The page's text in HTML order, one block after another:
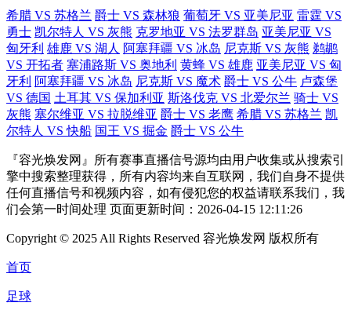
希腊 VS 苏格兰 爵士 VS 森林狼 葡萄牙 VS 亚美尼亚 雷霆 VS
勇士 凯尔特人 VS 灰熊 克罗地亚 VS 法罗群岛 亚美尼亚 VS
匈牙利 雄鹿 VS 湖人 阿塞拜疆 VS 冰岛 尼克斯 VS 灰熊 鹈鹕
VS 开拓者 塞浦路斯 VS 奥地利 黄蜂 VS 雄鹿 亚美尼亚 VS 匈
牙利 阿塞拜疆 VS 冰岛 尼克斯 VS 魔术 爵士 VS 公牛 卢森堡
VS 德国 土耳其 VS 保加利亚 斯洛伐克 VS 北爱尔兰 骑士 VS
灰熊 塞尔维亚 VS 拉脱维亚 爵士 VS 老鹰 希腊 VS 苏格兰 凯
尔特人 VS 快船 国王 VS 掘金 爵士 VS 公牛
『容光焕发网』所有赛事直播信号源均由用户收集或从搜索引
擎中搜索整理获得，所有内容均来自互联网，我们自身不提供
任何直播信号和视频内容，如有侵犯您的权益请联系我们，我
们会第一时间处理 页面更新时间：2026-04-15 12:11:26
Copyright © 2025 All Rights Reserved 容光焕发网 版权所有
首页
足球